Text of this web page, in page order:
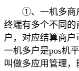
①、一机多商户
终端有多个不同
户，对应结算商户
一机多户是pos机
叫做多应用管理